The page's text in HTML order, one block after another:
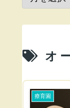
オ
療育園